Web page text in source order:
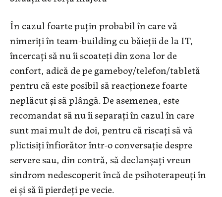
În cazul foarte puțin probabil în care vă
nimeriți în team-building cu băieții de la IT,
încercați să nu îi scoateți din zona lor de
confort, adică de pe gameboy/telefon/tabletă
pentru că este posibil să reacționeze foarte
neplăcut și să plângă. De asemenea, este
recomandat să nu îi separați în cazul în care
sunt mai mult de doi, pentru că riscați să vă
plictisiți înfiorător într-o conversație despre
servere sau, din contră, să declanșați vreun
sindrom ne­descoperit încă de psihoterapeuți în
ei și să îi pierdeți pe vecie.